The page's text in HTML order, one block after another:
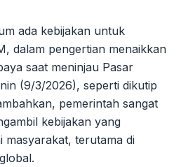
ada kebijakan untuk
dalam pengertian menaikkan
saat meninjau Pasar
(9/3/2026), seperti dikutip
pemerintah sangat
kebijakan yang
masyarakat, terutama di